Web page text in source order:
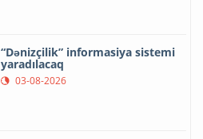
“Dənizçilik” informasiya sistemi
yaradılacaq
03-08-2026